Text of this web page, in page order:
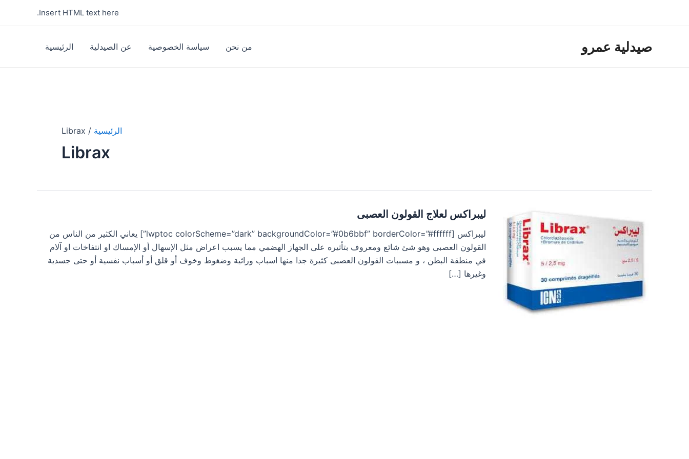
Insert HTML text here.
صيدلية عمرو من نحن سياسة الخصوصية عن الصيدلية الرئيسية
الرئيسية Librax
Librax
ليبراكس لعلاج القولون العصبى
ليبراكس [lwptoc colorScheme=”dark” backgroundColor=”#0b6bbf” borderColor=”#ffffff”] يعاني الكثير من الناس من
القولون العصبى وهو شئ شائع ومعروف بتأثيره على الجهاز الهضمي مما يسبب اعراض مثل الإسهال أو الإمساك او انتفاخات او آلام
في منطقة البطن ، و مسببات القولون العصبى كثيرة جدا منها اسباب وراثية وضغوط وخوف أو قلق أو أسباب نفسية أو حتى جسدية
وغيرها […]